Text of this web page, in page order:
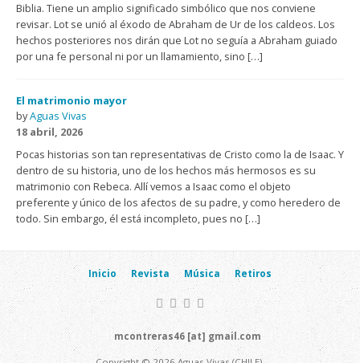
Biblia. Tiene un amplio significado simbólico que nos conviene
revisar. Lot se unió al éxodo de Abraham de Ur de los caldeos. Los
hechos posteriores nos dirán que Lot no seguía a Abraham guiado
por una fe personal ni por un llamamiento, sino […]
El matrimonio mayor
byAguas Vivas
18 abril, 2026
Pocas historias son tan representativas de Cristo como la de Isaac. Y
dentro de su historia, uno de los hechos más hermosos es su
matrimonio con Rebeca. Allí vemos a Isaac como el objeto
preferente y único de los afectos de su padre, y como heredero de
todo. Sin embargo, él está incompleto, pues no […]
Inicio Revista Música Retiros
mcontreras46 [at] gmail.com